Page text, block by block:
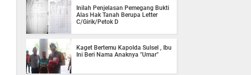
Inilah Penjelasan Pemegang Bukti
Alas Hak Tanah Berupa Letter
C/Girik/Petok D
Kaget Bertemu Kapolda Sulsel , Ibu
Ini Beri Nama Anaknya "Umar"